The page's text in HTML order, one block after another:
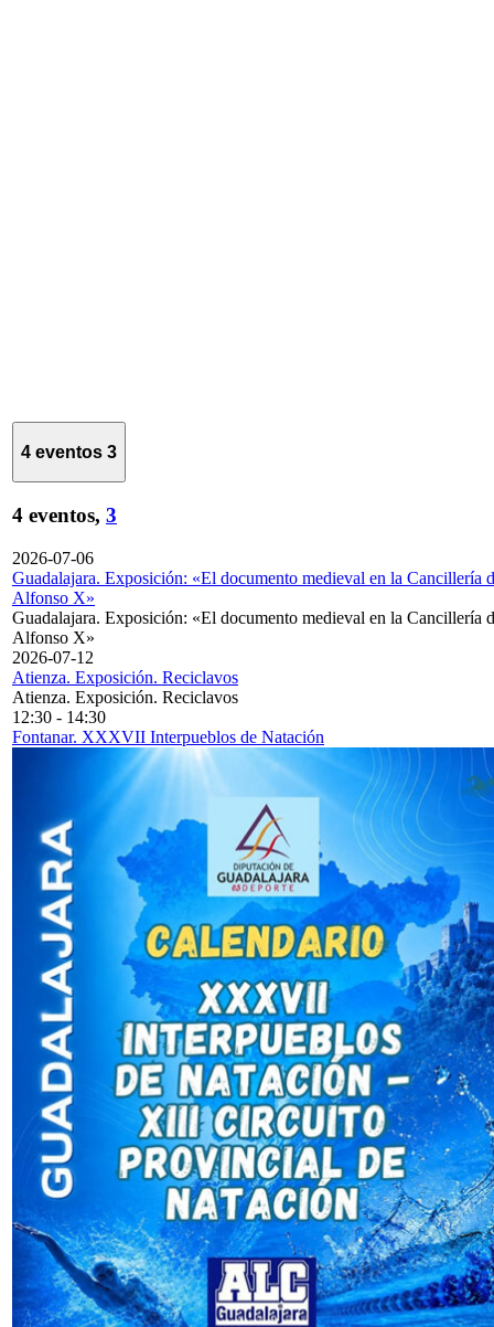
4 eventos 3
4 eventos, 3
2026-07-06
Guadalajara. Exposición: «El documento medieval en la Cancillería
Alfonso X»
Guadalajara. Exposición: «El documento medieval en la Cancillería
Alfonso X»
2026-07-12
Atienza. Exposición. Reciclavos
Atienza. Exposición. Reciclavos
12:30 - 14:30
Fontanar. XXXVII Interpueblos de Natación